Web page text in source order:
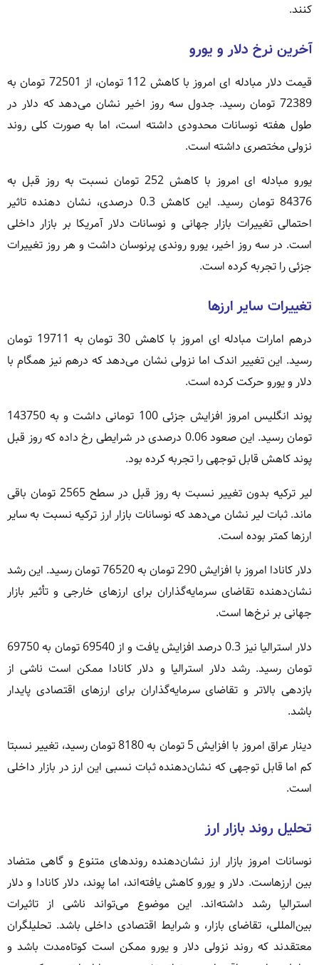
کنند.
آخرین نرخ دلار و یورو
قیمت دلار مبادله ای امروز با کاهش 112 تومان، از 72501 تومان به
72389 تومان رسید. جدول سه روز اخیر نشان می‌دهد که دلار در
طول هفته نوسانات محدودی داشته است، اما به صورت کلی روند
نزولی مختصری داشته است.
یورو مبادله ای امروز با کاهش 252 تومان نسبت به روز قبل به
84376 تومان رسید. این کاهش 0.3 درصدی، نشان دهنده تاثیر
احتمالی تغییرات بازار جهانی و نوسانات دلار آمریکا بر بازار داخلی
است. در سه روز اخیر، یورو روندی پرنوسان داشت و هر روز تغییرات
جزئی را تجربه کرده است.
تغییرات سایر ارزها
درهم امارات مبادله ای امروز با کاهش 30 تومان به 19711 تومان
رسید. این تغییر اندک اما نزولی نشان می‌دهد که درهم نیز همگام با
دلار و یورو حرکت کرده است.
پوند انگلیس امروز افزایش جزئی 100 تومانی داشت و به 143750
تومان رسید. این صعود 0.06 درصدی در شرایطی رخ داده که روز قبل
پوند کاهش قابل توجهی را تجربه کرده بود.
لیر ترکیه بدون تغییر نسبت به روز قبل در سطح 2565 تومان باقی
ماند. ثبات لیر نشان می‌دهد که نوسانات بازار ارز ترکیه نسبت به سایر
ارزها کمتر بوده است.
دلار کانادا امروز با افزایش 290 تومان به 76520 تومان رسید. این رشد
نشان‌دهنده تقاضای سرمایه‌گذاران برای ارزهای خارجی و تأثیر بازار
جهانی بر نرخ‌ها است.
دلار استرالیا نیز 0.3 درصد افزایش یافت و از 69540 تومان به 69750
تومان رسید. رشد دلار استرالیا و دلار کانادا ممکن است ناشی از
بازدهی بالاتر و تقاضای سرمایه‌گذاران برای ارزهای اقتصادی پایدار
باشد.
دینار عراق امروز با افزایش 5 تومان به 8180 تومان رسید، تغییر نسبتا
کم اما قابل توجهی که نشان‌دهنده ثبات نسبی این ارز در بازار داخلی
است.
تحلیل روند بازار ارز
نوسانات امروز بازار ارز نشان‌دهنده روندهای متنوع و گاهی متضاد
بین ارزهاست. دلار و یورو کاهش یافته‌اند، اما پوند، دلار کانادا و دلار
استرالیا رشد داشته‌اند. این موضوع می‌تواند ناشی از تاثیرات
بین‌المللی، تقاضای بازار، و شرایط اقتصادی داخلی باشد. تحلیلگران
معتقدند که روند نزولی دلار و یورو ممکن است کوتاه‌مدت باشد و